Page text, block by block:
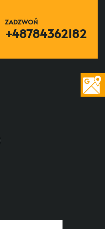
ZADZWOŃ
+48784362182